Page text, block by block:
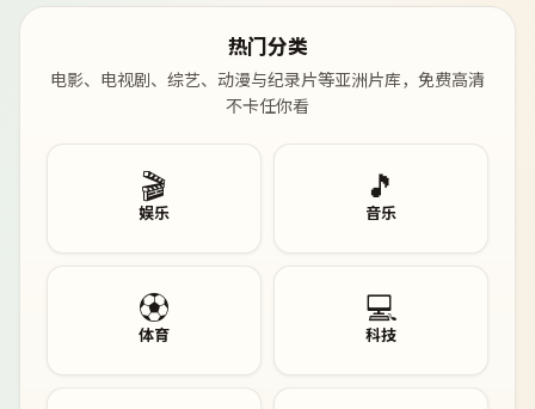
热门分类
电影、电视剧、综艺、动漫与纪录片等亚洲片库，免费高清
不卡任你看
🎬
娱乐
🎵
音乐
⚽
体育
💻
科技